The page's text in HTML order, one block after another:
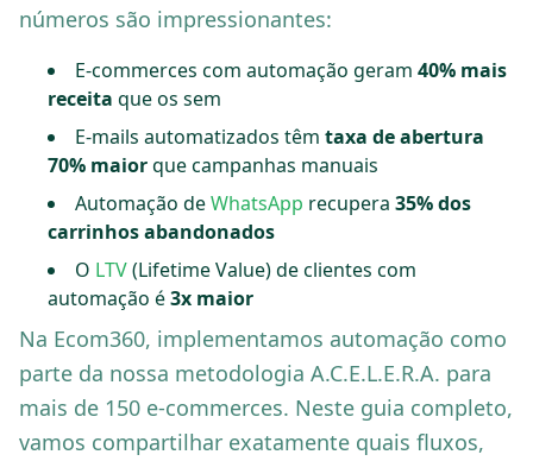
números são impressionantes:
E-commerces com automação geram 40% mais
receita que os sem
E-mails automatizados têm taxa de abertura
70% maiorque campanhas manuais
Automação deWhatsApp recupera 35% dos
carrinhos abandonados
O LTV(Lifetime Value) de clientes com
automação é3x maior
Na Ecom360, implementamos automação como
parte da nossa metodologia A.C.E.L.E.R.A. para
mais de 150 e-commerces. Neste guia completo,
vamos compartilhar exatamente quais fluxos,